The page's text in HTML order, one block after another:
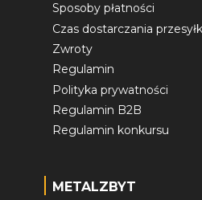
Sposoby płatności
Czas dostarczania
Zwroty
Regulamin
Polityka prywatności
Regulamin B2B
Regulamin konkursu
METALZBYT